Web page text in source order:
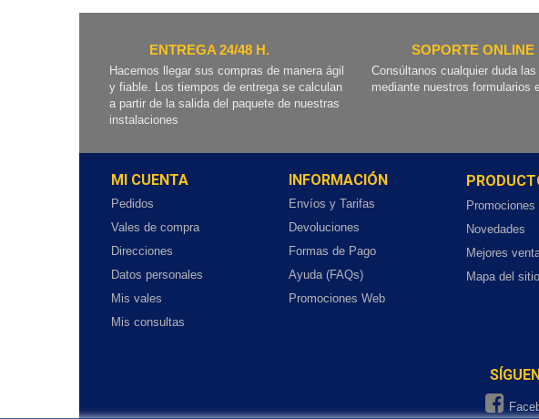
ENTREGA 24/48 H.
Hacemos llegar sus compras de manera ágil
y fiable. Los tiempos de entrega se calculan
a partir de la salida del paquete de nuestras
instalaciones
SOPORTE ONLINE
Consúltanos cualquier duda
mediante nuestros formularios
MI CUENTA
Pedidos
Vales de compra
Direcciones
Datos personales
Mis vales
Mis consultas
INFORMACIÓN
Envíos y Tarifas
Devoluciones
Formas de Pago
Ayuda (FAQs)
Promociones Web
Promociones
Novedades
Mejores
Mapa del sitio